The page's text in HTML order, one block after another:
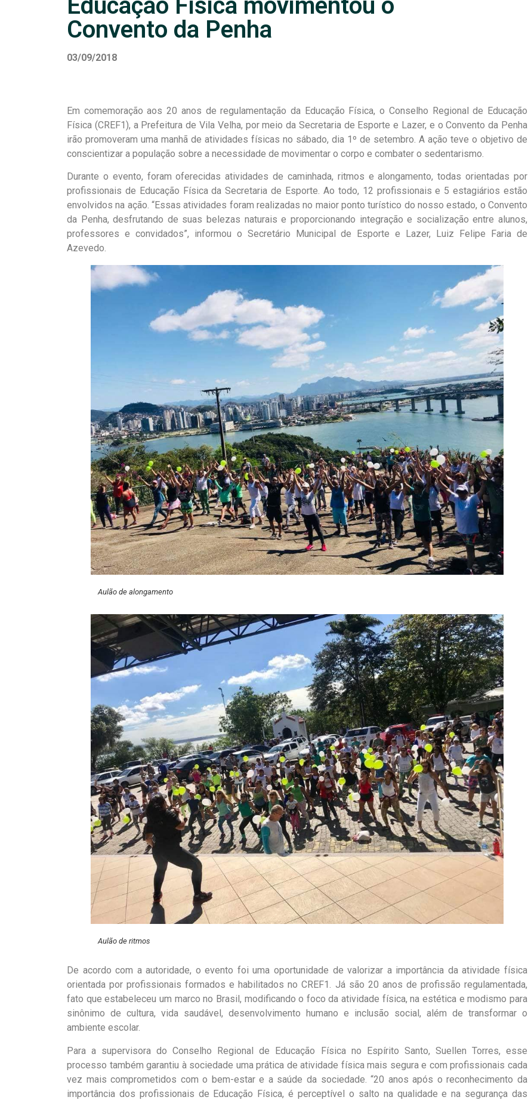
Educação Física movimentou o
Convento da Penha
03/09/2018
Em comemoração aos 20 anos de regulamentação da Educação Física, o Conselho Regional de Educação
Física (CREF1), a Prefeitura de Vila Velha, por meio da Secretaria de Esporte e Lazer, e o Convento da Penha
irão promoveram uma manhã de atividades físicas no sábado, dia 1º de setembro. A ação teve o objetivo de
conscientizar a população sobre a necessidade de movimentar o corpo e combater o sedentarismo.
Durante o evento, foram oferecidas atividades de caminhada, ritmos e alongamento, todas orientadas por
profissionais de Educação Física da Secretaria de Esporte. Ao todo, 12 profissionais e 5 estagiários estão
envolvidos na ação. “Essas atividades foram realizadas no maior ponto turístico do nosso estado, o Convento
da Penha, desfrutando de suas belezas naturais e proporcionando integração e socialização entre alunos,
professores e convidados”, informou o Secretário Municipal de Esporte e Lazer, Luiz Felipe Faria de
Azevedo.
Aulão de alongamento
Aulão de ritmos
De acordo com a autoridade, o evento foi uma oportunidade de valorizar a importância da atividade física
orientada por profissionais formados e habilitados no CREF1. Já são 20 anos de profissão regulamentada,
fato que estabeleceu um marco no Brasil, modificando o foco da atividade física, na estética e modismo para
sinônimo de cultura, vida saudável, desenvolvimento humano e inclusão social, além de transformar o
ambiente escolar.
Para a supervisora do Conselho Regional de Educação Física no Espírito Santo, Suellen Torres, esse
processo também garantiu à sociedade uma prática de atividade física mais segura e com profissionais cada
vez mais comprometidos com o bem-estar e a saúde da sociedade. “20 anos após o reconhecimento da
importância dos profissionais de Educação Física, é perceptível o salto na qualidade e na segurança das